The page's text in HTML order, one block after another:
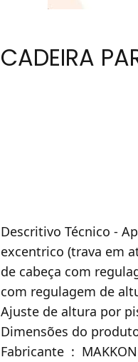
CADEIRA
Descritivo Técnico -
excentrico (trava em
de cabeça com
com regulagem de
Ajuste de altura por
Fabricante ‏ : ‎ MAKKON